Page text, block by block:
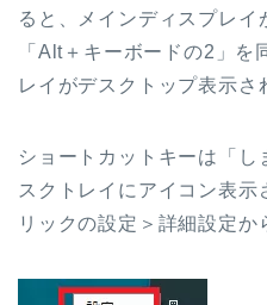
ると、メインディスプレイ
「Alt＋キーボードの2」
レイがデスクトップ表示さ
ショートカットキーは「し
スクトレイにアイコン表示
リックの設定＞詳細設定か